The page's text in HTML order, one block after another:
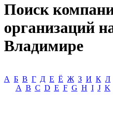
Поиск
организаций
Владимире
А Б В Г Д Е Ё Ж З И К Л
A B C D E F G H I J K